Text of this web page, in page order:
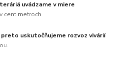
uvádzame v miere
centimetroch.
preto uskutočňujeme rozvoz vivárií